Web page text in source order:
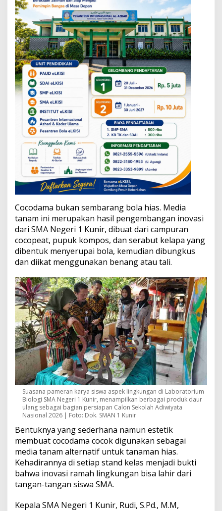
Cocodama bukan sembarang bola hias. Media
tanam ini merupakan hasil pengembangan inovasi
dari SMA Negeri 1 Kunir, dibuat dari campuran
cocopeat, pupuk kompos, dan serabut kelapa yang
dibentuk menyerupai bola, kemudian dibungkus
dan diikat menggunakan benang atau tali.
Suasana pameran karya siswa aspek lingkungan di Laboratorium
Biologi SMA Negeri 1 Kunir, menampilkan berbagai produk daur
ulang sebagai bagian persiapan Calon Sekolah Adiwiyata
Nasional 2026 | Foto: Dok. SMAN 1 Kunir
Bentuknya yang sederhana namun estetik
membuat cocodama cocok digunakan sebagai
media tanam alternatif untuk tanaman hias.
Kehadirannya di setiap stand kelas menjadi bukti
bahwa inovasi ramah lingkungan bisa lahir dari
tangan-tangan siswa SMA.
Kepala SMA Negeri 1 Kunir, Rudi, S.Pd., M.M,